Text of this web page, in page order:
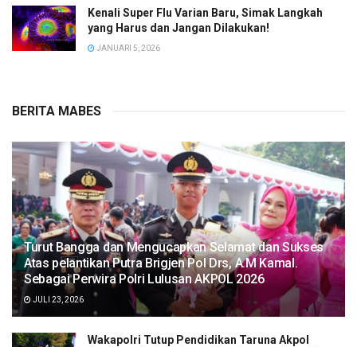
Kenali Super Flu Varian Baru, Simak Langkah
yang Harus dan Jangan Dilakukan!
JANUARI 5, 2026
BERITA MABES
Turut Bangga dan Mengucapkan Selamat dan Sukses
Atas pelantikan Putra Brigjen Pol Drs, A.M Kamal.
Sebagai Perwira Polri Lulusan AKPOL 2026
JULI 23, 2026
Wakapolri Tutup Pendidikan Taruna Akpol